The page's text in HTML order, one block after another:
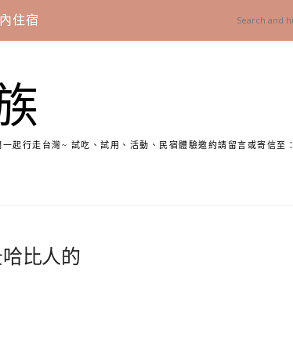
住宿
起行走台灣~ 試吃、試用、活動、民宿體驗邀約請留言或寄信至：
比人的